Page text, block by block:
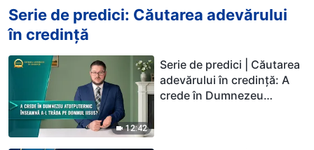
Serie de predici: Căutarea adevărului
în credință
12:42
Serie de predici | Căutarea
adevărului în credință: A
crede în Dumnezeu